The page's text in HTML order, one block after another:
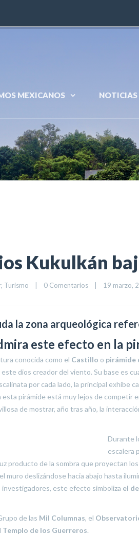
MEXICANOS NOTICIAS
Kukulkán
, Turismo 0 Comentarios 19 marzo,
la zona arqueológica
este efecto en la
conocida como el Castillo o pirámide
dios creador del viento. Su base es
por cada lado, la principal exhibe
pirámide está muy lejos de competir
de mostrar, año tras año, la
Durante
escalera
producto de la sombra que proyectan
muro deslizándose hacia abajo hasta
investigadores, este efecto simboliza el
de las Mil Columnas, el
Templo de los Guerreros.